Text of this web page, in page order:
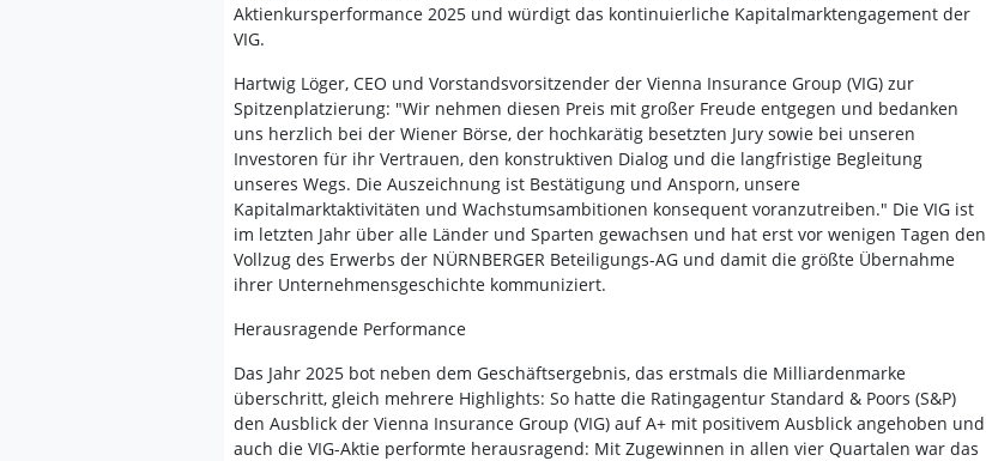
Aktienkursperformance 2025 und würdigt das kontinuierliche Kapitalmarktengagement der
VIG.
Hartwig Löger, CEO und Vorstandsvorsitzender der Vienna Insurance Group (VIG) zur
Spitzenplatzierung: "Wir nehmen diesen Preis mit großer Freude entgegen und bedanken
uns herzlich bei der Wiener Börse, der hochkarätig besetzten Jury sowie bei unseren
Investoren für ihr Vertrauen, den konstruktiven Dialog und die langfristige Begleitung
unseres Wegs. Die Auszeichnung ist Bestätigung und Ansporn, unsere
Kapitalmarktaktivitäten und Wachstumsambitionen konsequent voranzutreiben." Die VIG ist
im letzten Jahr über alle Länder und Sparten gewachsen und hat erst vor wenigen Tagen den
Vollzug des Erwerbs der NÜRNBERGER Beteiligungs-AG und damit die größte Übernahme
ihrer Unternehmensgeschichte kommuniziert.
Herausragende Performance
Das Jahr 2025 bot neben dem Geschäftsergebnis, das erstmals die Milliardenmarke
überschritt, gleich mehrere Highlights: So hatte die Ratingagentur Standard & Poors (S&P)
den Ausblick der Vienna Insurance Group (VIG) auf A+ mit positivem Ausblick angehoben und
auch die VIG-Aktie performte herausragend: Mit Zugewinnen in allen vier Quartalen war das